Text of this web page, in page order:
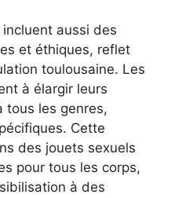
aussi des
et éthiques, reflet
toulousaine. Les
à élargir leurs
tous les genres,
Cette
des jouets sexuels
pour tous les corps,
à des